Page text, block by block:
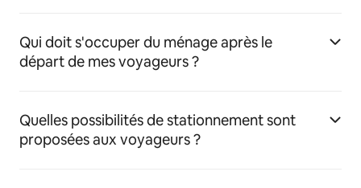
Qui doit s'occuper du ménage après le
départ de mes voyageurs ?
Quelles possibilités de stationnement sont
proposées aux voyageurs ?